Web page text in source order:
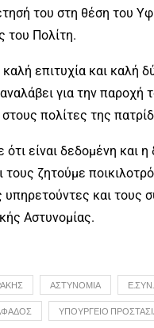
του στη θέση του
του Πολίτη.
επιτυχία και καλή
για την παροχή
πολίτες της
είναι δεδομένη και η
τους ζητούμε
υπηρετούντες και τους
Αστυνομίας.
ΑΣΤΥΝΟΜΊΑ
ΥΠΟΥΡΓΕΊΟ